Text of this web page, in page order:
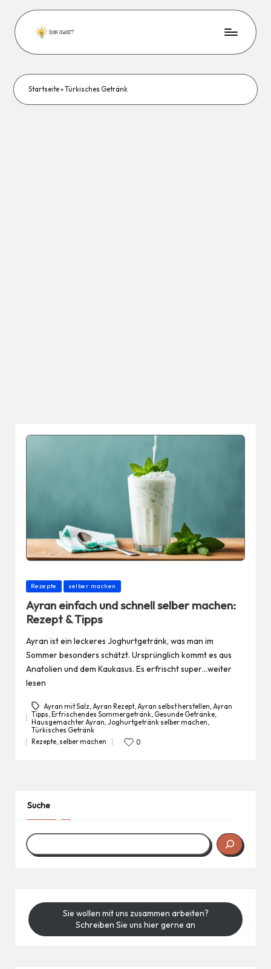
Startseite»Türkisches Getränk
Posted
Rezepte selber machen
Ayran einfach und schnell selber machen:
Rezept & Tipps
Ayran ist ein leckeres Joghurtgetränk, was man im
Sommer besonders schätzt. Ursprünglich kommt es aus
Anatolien und dem Kaukasus. Es erfrischt super…weiter
lesen
Tags:
Ayran mit Salz Ayran Rezept, Ayran selbst herstellen Ayran
Tipps Erfrischendes Sommergetränk, Gesunde Getränke,
Hausgemachter Ayran Joghurtgetränk selber machen
Türkisches Getränk
Posted
Rezepte, selber machen 0
Suche
Sie wollen mit uns zusammen arbeiten?
Schreiben Sie uns hier gerne an